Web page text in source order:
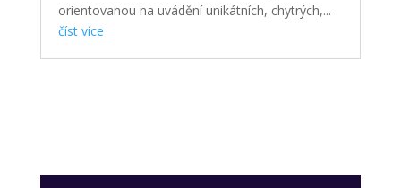
orientovanou na uvádění unikátních, chytrých,...
číst více